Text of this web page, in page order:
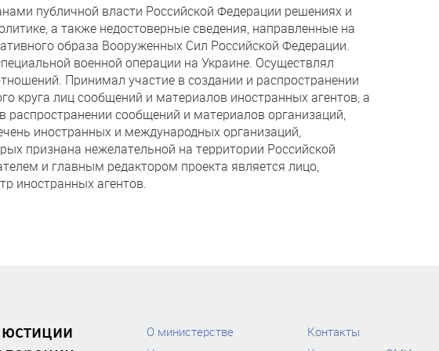
публичной власти Российской Федерации решениях и
а также недостоверные сведения, направленные на
образа Вооруженных Сил Российской Федерации.
военной операции на Украине. Осуществлял
Принимал участие в создании и распространении
круга лиц сообщений и материалов иностранных агентов, а
распространении сообщений и материалов организаций,
иностранных и международных организаций,
признана нежелательной на территории Российской
и главным редактором проекта является лицо,
иностранных агентов.
О министерстве
Контакты